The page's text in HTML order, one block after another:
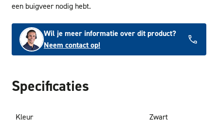
een buigveer nodig hebt.
Wil je meer informatie over dit product?
Neem contact op!
Specificaties
Kleur
Zwart